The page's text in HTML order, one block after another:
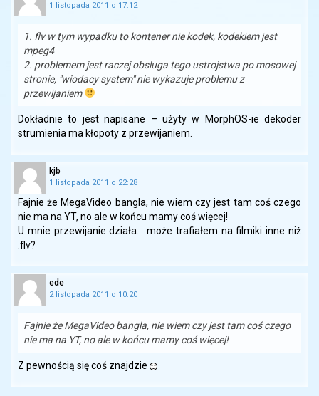
1 listopada 2011 o 17:12
1. flv w tym wypadku to kontener nie kodek, kodekiem jest
mpeg4
2. problemem jest raczej obsluga tego ustrojstwa po mosowej
stronie, "wiodacy system" nie wykazuje problemu z
przewijaniem
Dokładnie to jest napisane – użyty w MorphOS-ie dekoder
strumienia ma kłopoty z przewijaniem.
kjb
1 listopada 2011 o 22:28
Fajnie że MegaVideo bangla, nie wiem czy jest tam coś czego
nie ma na YT, no ale w końcu mamy coś więcej!
U mnie przewijanie działa… może trafiałem na filmiki inne niż
.flv?
ede
2 listopada 2011 o 10:20
Fajnie że MegaVideo bangla, nie wiem czy jest tam coś czego
nie ma na YT, no ale w końcu mamy coś więcej!
Z pewnością się coś znajdzie